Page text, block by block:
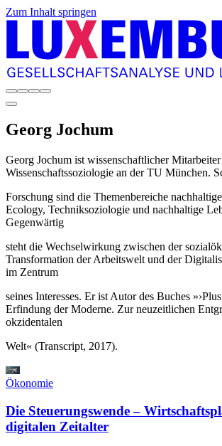
Zum Inhalt springen
Georg Jochum
Georg Jochum ist wissenschaftlicher
Wissenschaftssoziologie an der TU München.
Forschung sind die Themenbereiche
Ecology, Techniksoziologie und nachhaltige
Gegenwärtig
steht die Wechselwirkung zwischen der
Transformation der Arbeitswelt und der
im Zentrum
seines Interesses. Er ist Autor des Buches
Erfindung der Moderne. Zur neuzeitlichen
okzidentalen
Welt« (Transcript, 2017).
Ökonomie
Die Steuerungswende –
digitalen Zeitalter